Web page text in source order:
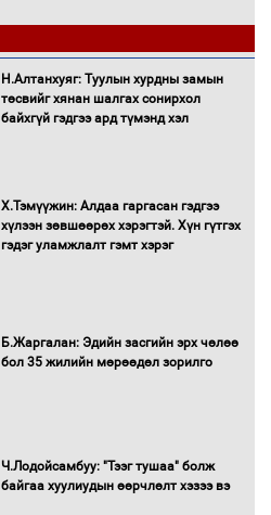
Санхүүгийн хэмнэлтийн горимд эрүүл
мэндийн салбар хамаарахгүй
Нөөцийн махны худалдаа,
борлуулалтыг нээлттэй ил тод
болгоно
төлөвлөгөө”-гөө танилцуулна
худалдан авах журмыг баталлаа
Н.Алтанхуяг: Туулын хурдны замын
төсвийг хянан шалгах сонирхол
байхгүй гэдгээ ард түмэнд хэл
Х.Тэмүүжин: Алдаа гаргасан гэдгээ
хүлээн зөвшөөрөх хэрэгтэй. Хүн гүтгэх
гэдэг уламжлалт гэмт хэрэг
Б.Жаргалан: Эдийн засгийн эрх чөлөө
бол 35 жилийн мөрөөдөл зорилго
Ч.Лодойсамбуу: "Тээг тушаа" болж
байгаа хуулиудын өөрчлөлт хэзээ вэ